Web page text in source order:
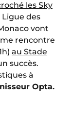
les Sky
des
vont
rencontre
au Stade
succès.
à
Opta.